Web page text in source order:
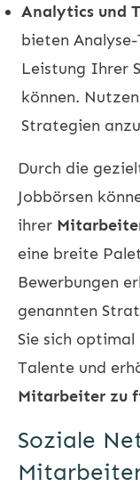
Analytics und
bieten
Leistung Ihrer
können.
Strategien
Durch die
Jobbörsen
ihrer
eine breite
Bewerbungen
genannten
Sie sich
Talente und
Mitarbeiter zu
Soziale